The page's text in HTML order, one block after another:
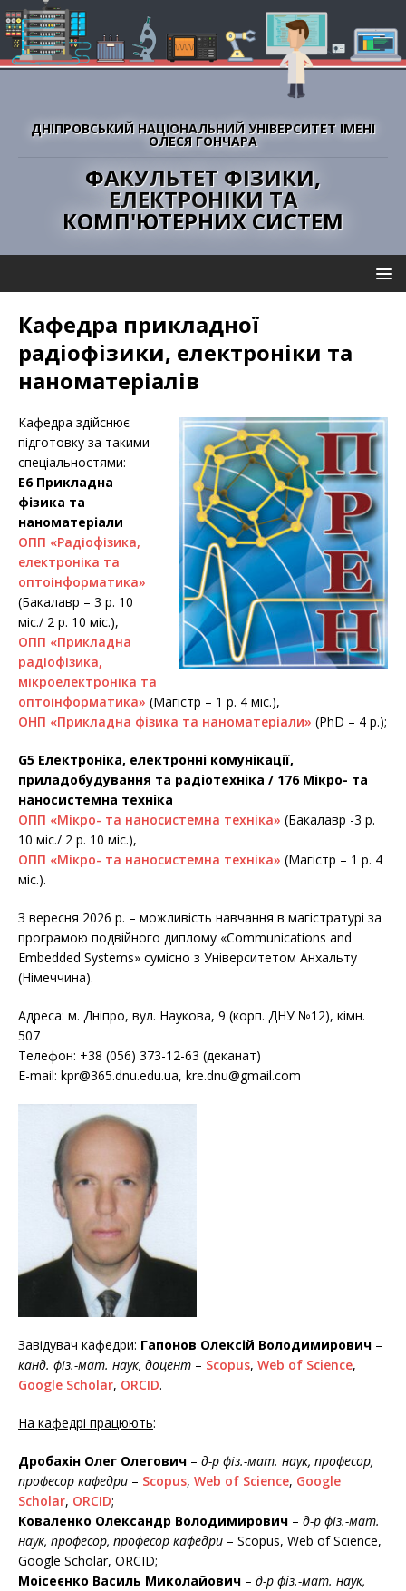
ДНІПРОВСЬКИЙ НАЦІОНАЛЬНИЙ УНІВЕРСИТЕТ ІМЕНІ
ОЛЕСЯ ГОНЧАРА
ФАКУЛЬТЕТ ФІЗИКИ,
ЕЛЕКТРОНІКИ ТА
КОМП'ЮТЕРНИХ СИСТЕМ
Кафедра прикладної
радіофізики, електроніки та
наноматеріалів
Кафедра здійснює
підготовку за такими
спеціальностями:
E6 Прикладна
фізика та
наноматеріали
ОПП «Радіофізика,
електроніка та
оптоінформатика»
(Бакалавр – 3 р. 10
міс./ 2 р. 10 міс.),
ОПП «Прикладна
радіофізика,
мікроелектроніка та
оптоінформатика» (Магістр – 1 р. 4 міс.),
ОНП «Прикладна фізика та наноматеріали» (PhD – 4 р.);
G5 Електроніка, електронні комунікації,
приладобудування та радіотехніка / 176 Мікро- та
наносистемна техніка
ОПП «Мікро- та наносистемна техніка» (Бакалавр -3 р.
10 міс./ 2 р. 10 міс.),
ОПП «Мікро- та наносистемна техніка» (Магістр – 1 р. 4
міс.).
З вересня 2026 р. – можливість навчання в магістратурі за
програмою подвійного диплому «Communications and
Embedded Systems» сумісно з Університетом Анхальту
(Німеччина).
Адреса: м. Дніпро, вул. Наукова, 9 (корп. ДНУ №12), кімн.
507
Телефон: +38 (056) 373-12-63 (деканат)
E-mail: kpr@365.dnu.edu.ua, kre.dnu@gmail.com
Завідувач кафедри: Гапонов Олексій Володимирович –
канд. фіз.-мат. наук, доцент – Scopus, Web of Science,
Google Scholar, ORCID.
На кафедрі працюють:
Дробахін Олег Олегович – д-р фіз.-мат. наук, професор,
професор кафедри – Scopus, Web of Science, Google
Scholar, ORCID;
Коваленко Олександр Володимирович – д-р фіз.-мат.
наук, професор, професор кафедри – Scopus, Web of Science,
Google Scholar, ORCID;
Моісеєнко Василь Миколайович – д-р фіз.-мат. наук,